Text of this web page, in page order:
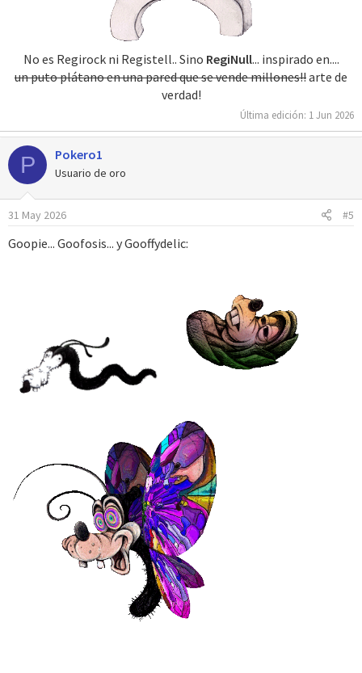
No es Regirock ni Registell.. Sino RegiNull... inspirado en....
un puto plátano en una pared que se vende millones!!arte de
verdad!​
Última edición: 1 Jun 2026
P Pokero1
Usuario de oro
31 May 2026 #5
Goopie... Goofosis... y Gooffydelic: